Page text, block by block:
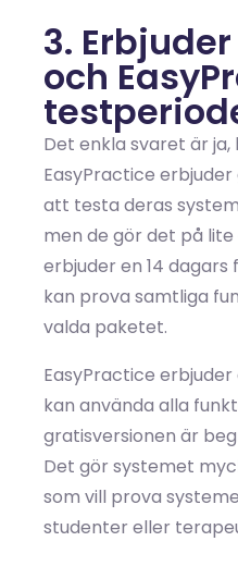
3. Erbjuder
och
Det enkla svaret är ja,
EasyPractice
att testa deras
men de gör det på lite
erbjuder en 14
kan prova samtliga
valda paketet.
EasyPractice
kan använda alla
gratisversionen är
Det gör systemet
som vill prova
studenter eller